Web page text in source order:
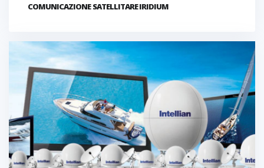
COMUNICAZIONE SATELLITARE IRIDIUM